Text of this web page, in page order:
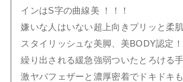
インはS字の曲線美 ！！！
嫌いな人はいない超上向きプリッと柔
スタイリッシュな美脚、美BODY認定！
繰り出される緩急強弱ついたとろける
激ヤバフェザーと濃厚密着でドキドキ